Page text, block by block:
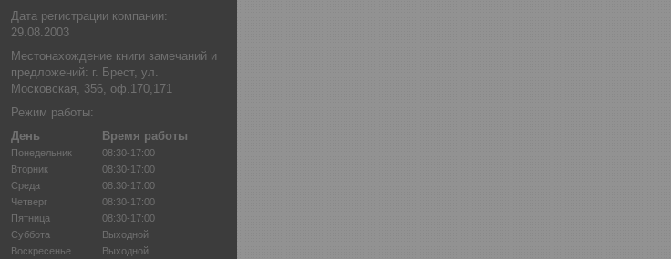
Дата регистрации компании:
29.08.2003
Местонахождение книги замечаний и
предложений: г. Брест, ул.
Московская, 356, оф.170,171
Режим работы:
День
Время работы
Понедельник
08:30-17:00
Вторник
08:30-17:00
Среда
08:30-17:00
Четверг
08:30-17:00
Пятница
08:30-17:00
Суббота
Выходной
Воскресенье
Выходной